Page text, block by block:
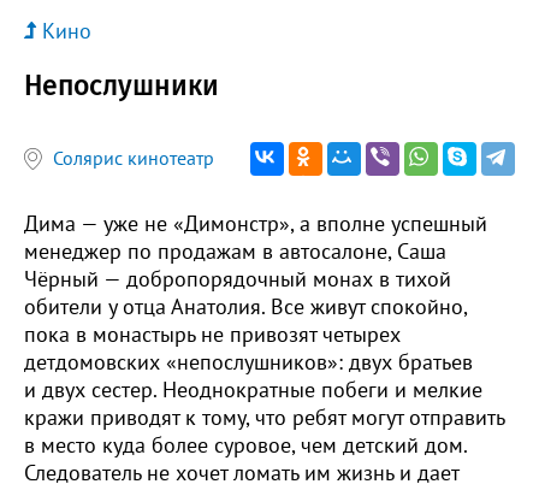
Кино
Непослушники
Солярис кинотеатр
Дима — уже не «Димонстр», а вполне успешный
менеджер по продажам в автосалоне, Саша
Чёрный — добропорядочный монах в тихой
обители у отца Анатолия. Все живут спокойно,
пока в монастырь не привозят четырех
детдомовских «непослушников»: двух братьев
и двух сестер. Неоднократные побеги и мелкие
кражи приводят к тому, что ребят могут отправить
в место куда более суровое, чем детский дом.
Следователь не хочет ломать им жизнь и дает